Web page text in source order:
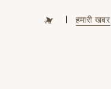
| हमारी खबर